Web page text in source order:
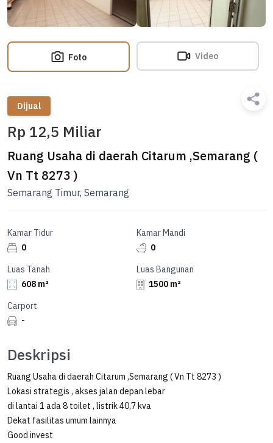
Foto Video
Dijual
Rp 12,5 Miliar
Ruang Usaha di daerah Citarum ,Semarang (
Vn Tt 8273 )
Semarang Timur, Semarang
Kamar Tidur
0
Kamar Mandi
0
Luas Tanah
608 m²
Luas Bangunan
1500 m²
Carport
-
Deskripsi
Ruang Usaha di daerah Citarum ,Semarang ( Vn Tt 8273 )
Lokasi strategis , akses jalan depan lebar
di lantai 1 ada 8 toilet , listrik 40,7 kva
Dekat fasilitas umum lainnya
Good invest